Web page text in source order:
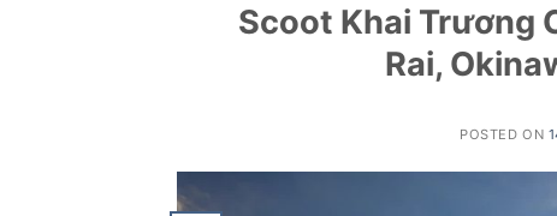
Scoot Khai Trương
Rai,
POSTED ON